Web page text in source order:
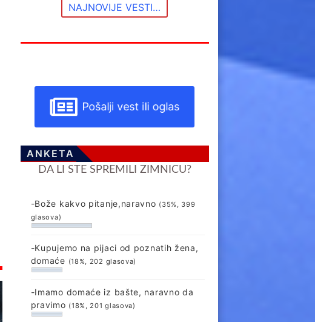
NAJNOVIJE VESTI…
Pošalji vest ili oglas
ANKETA
DA LI STE SPREMILI ZIMNICU?
-Bože kakvo pitanje,naravno (35%, 399
glasova)
-Kupujemo na pijaci od poznatih žena,
domaće (18%, 202 glasova)
-Imamo domaće iz bašte, naravno da
pravimo (18%, 201 glasova)